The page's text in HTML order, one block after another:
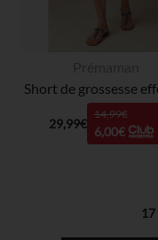
29,99€
14,99€
6,00€
17